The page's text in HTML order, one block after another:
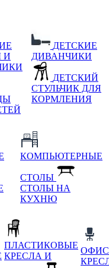
И
ДЕТСКИЕ
ДИВАНЧИКИ
ДЕТСКИЙ
СТУЛЬЧИК ДЛЯ
КОРМЛЕНИЯ
КОМПЬЮТЕРНЫЕ
СТОЛЫ
СТОЛЫ НА
КУХНЮ
ПЛАСТИКОВЫЕ
КРЕСЛА И